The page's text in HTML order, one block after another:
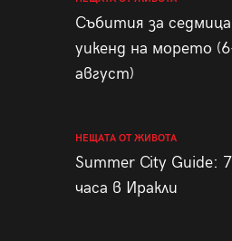
Събития за
уикенд на морето
август)
НЕЩАТА ОТ ЖИВОТА
Summer City Guide:
часа в Иракли